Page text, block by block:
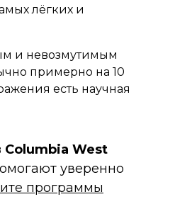
лёгких и
и невозмутимым
примерно на 10
есть научная
Columbia West
уверенно
программы